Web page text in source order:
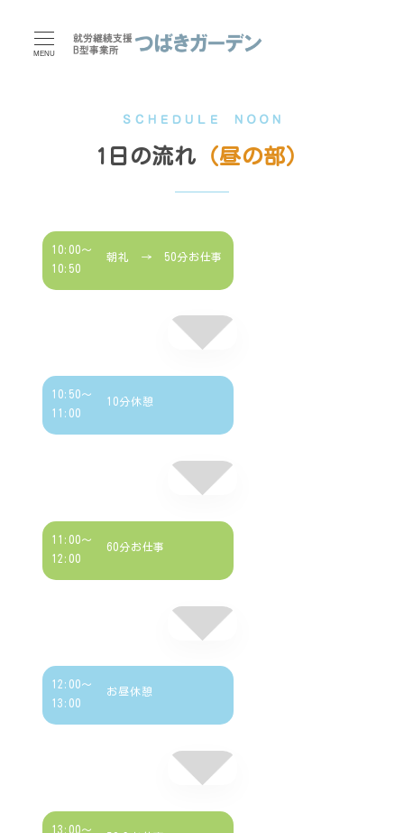
MENU
ＳＣＨＥＤＵＬＥ ＮＯＯＮ
1日の流れ （昼の部）
10:00～
10:50
朝礼 → 50分お仕事
10:50～
11:00
10分休憩
11:00～
12:00
60分お仕事
12:00～
13:00
お昼休憩
13:00～